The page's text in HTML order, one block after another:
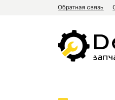
Обратная связь